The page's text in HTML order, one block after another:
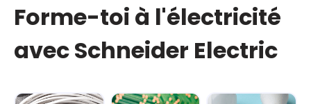
Forme-toi à l'électricité
avec Schneider Electric